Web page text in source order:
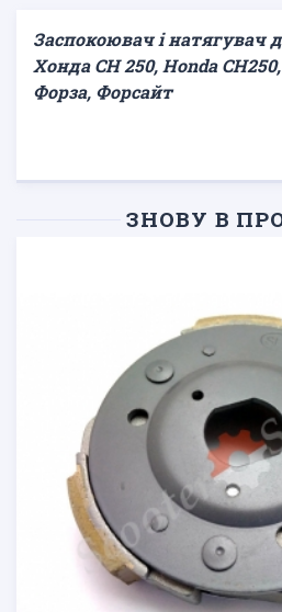
Заспокоювач і натягувач
Хонда CH 250, Honda
Форза, Форсайт
ЗНОВУ В